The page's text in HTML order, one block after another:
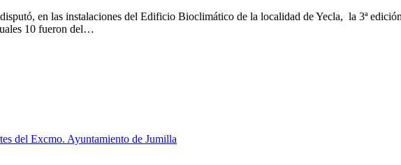
en las instalaciones del Edificio Bioclimático de la localidad de Yecla, la 3ª
10 fueron del…